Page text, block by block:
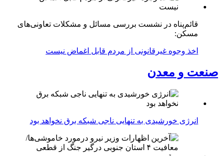
قائم‌پناه در نشست بررسی مسائل و مشکلات تعاونی‌های
مسکن:
اخذ وجوه غیرقانونی از مردم قابل اغماض نیست
صنعت و معدن
انرژی خورشیدی به تنهایی ناجی شبکه برق نخواهد بود